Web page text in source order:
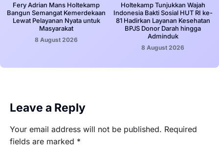
Fery Adrian Mans Holtekamp
Bangun Semangat Kemerdekaan
Lewat Pelayanan Nyata untuk
Masyarakat
8 August 2026
Holtekamp Tunjukkan Wajah
Indonesia Bakti Sosial HUT RI ke-
81 Hadirkan Layanan Kesehatan
BPJS Donor Darah hingga
Adminduk
8 August 2026
Leave a Reply
Your email address will not be published. Required
fields are marked *